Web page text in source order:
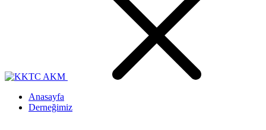
Anasayfa
Derneğimiz